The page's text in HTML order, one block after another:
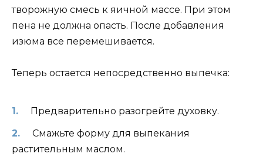
творожную смесь к яичной массе. При этом
пена не должна опасть. После добавления
изюма все перемешивается.
Теперь остается непосредственно выпечка:
Предварительно разогрейте духовку.
Смажьте форму для выпекания
растительным маслом.